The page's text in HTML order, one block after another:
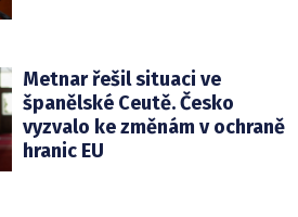
Metnar řešil situaci ve
španělské Ceutě. Česko
vyzvalo ke změnám v ochraně
hranic EU